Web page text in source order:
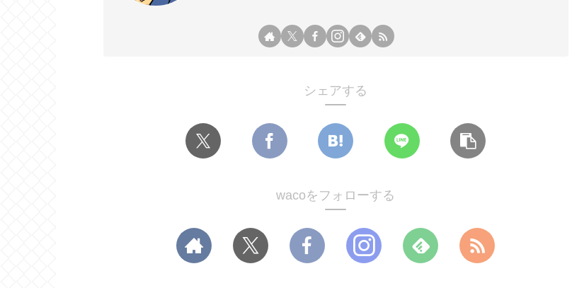
シェアする
wacoをフォローする